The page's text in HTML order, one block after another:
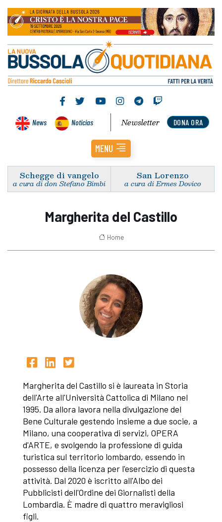
News Noticias DONA ORA
Newsletter
MENU
Schegge di vangelo
a cura di don Stefano Bimbi
San Lorenzo
a cura di Ermes Dovico
Margherita del Castillo
Home
Margherita del Castillo si è laureata in Storia
dell'Arte all'Università Cattolica di Milano nel
1995. Da allora lavora nella divulgazione del
Bene Culturale gestendo insieme a due socie, a
Milano, una cooperativa di servizi, OPERA
d'ARTE, e svolgendo la professione di guida
turistica sul territorio lombardo, essendo in
possesso della licenza per l'esercizio di questa
attività. Dal 2020 è iscritto all'Albo dei
Pubblicisti dell'Ordine dei Giornalisti della
Lombardia. È madre di quattro meravigliosi
figli.